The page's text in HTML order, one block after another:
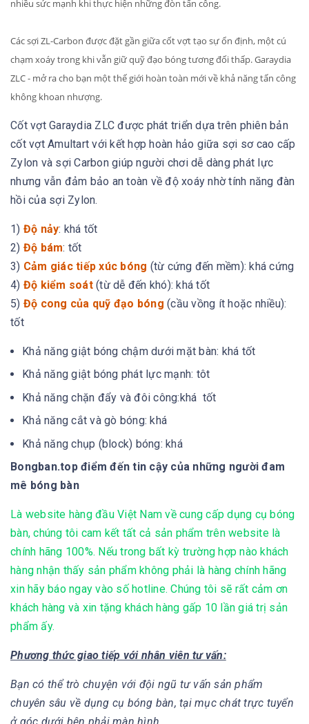
nhiều sức mạnh khi thực hiện những đòn tấn công.
Các sợi ZL-Carbon được đặt gần giữa cốt vợt tạo sự ổn định, một cú
chạm xoáy trong khi vẫn giữ quỹ đạo bóng tương đối thấp.Garaydia
ZLC - mở ra cho bạn một thế giới hoàn toàn mới về khả năng tấn công
không khoan nhượng.
Cốt vợt Garaydia ZLC được phát triển dựa trên phiên bản
cốt vợt Amultart với kết hợp hoàn hảo giữa sợi sơ cao cấp
Zylon và sợi Carbon giúp người chơi dễ dàng phát lực
nhưng vẫn đảm bảo an toàn về độ xoáy nhờ tính năng đàn
hồi của sợi Zylon.
1) Độ nảy: khá tốt
2) Độ bám: tốt
3) Cảm giác tiếp xúc bóng (từ cứng đến mềm): khá cứng
4) Độ kiểm soát(từ dễ đến khó): khá tốt
5) Độ cong của quỹ đạo bóng (cầu vồng ít hoặc nhiều):
tốt
Khả năng giật bóng chậm dưới mặt bàn: khá tốt
Khả năng giật bóng phát lực mạnh: tôt
Khả năng chặn đẩy và đôi công:khá tốt
Khả năng cắt và gò bóng: khá
Khả năng chụp (block) bóng: khá
Bongban.top điểm đến tin cậy của những người đam
mê bóng bàn
Là website hàng đầu Việt Nam về cung cấp dụng cụ bóng
bàn, chúng tôi cam kết tất cả sản phẩm trên website là
chính hãng 100%. Nếu trong bất kỳ trường hợp nào khách
hàng nhận thấy sản phẩm không phải là hàng chính hãng
xin hãy báo ngay vào số hotline. Chúng tôi sẽ rất cảm ơn
khách hàng và xin tặng khách hàng gấp 10 lần giá trị sản
phẩm ấy.
Phương thức giao tiếp với nhân viên tư vấn:
Bạn có thể trò chuyện với đội ngũ tư vấn sản phẩm
chuyên sâu về dụng cụ bóng bàn, tại mục chát trực tuyển